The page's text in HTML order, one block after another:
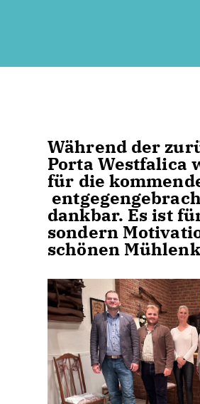
Während der
Porta Westfalica
für die
dankbar. Es ist
sondern
schönen